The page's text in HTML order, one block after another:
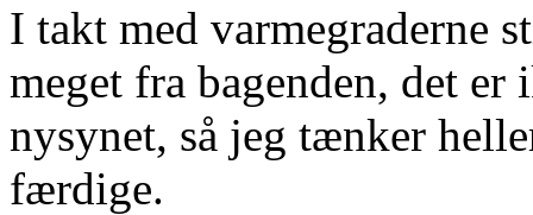
I takt med varmegraderne
meget fra bagenden, det
nysynet, så jeg tænker
færdige.